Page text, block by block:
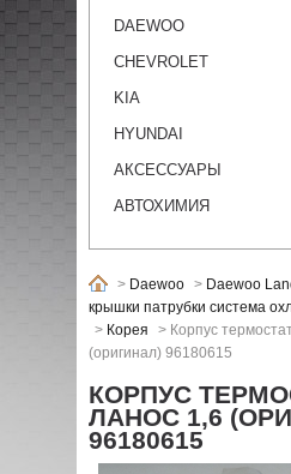
DAEWOO
CHEVROLET
KIA
HYUNDAI
АКСЕССУАРЫ
АВТОХИМИЯ
> Daewoo > Daewoo
крышки патрубки система
> Корея > Корпус
(оригинал) 96180615
КОРПУС
ЛАНОС 1,6
96180615